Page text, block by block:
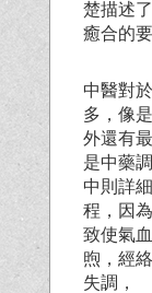
楚描述
癒合的要
中醫對
多，像
外還有
是中藥
中則詳
程，因
致使氣
煦，經
失調，